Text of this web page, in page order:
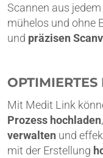
Scannen aus jedem
mühelos und ohne
und präzisen
Mit Medit Link
Prozess hochladen
verwalten und
mit der Erstellung